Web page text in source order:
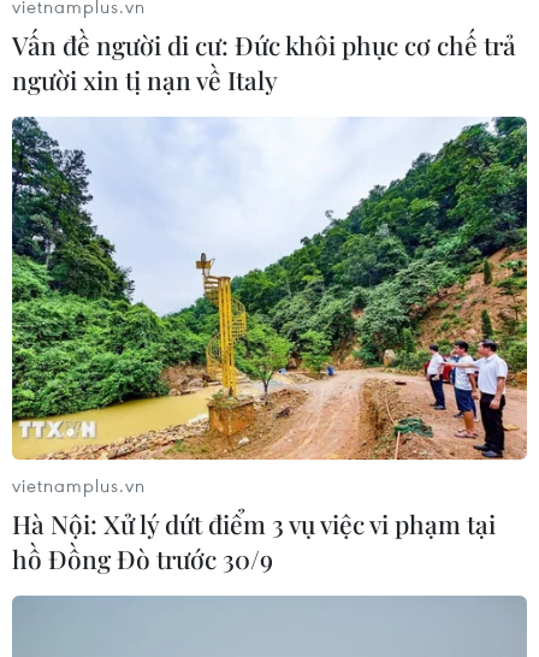
vietnamplus.vn
Vấn đề người di cư: Đức khôi phục cơ chế trả
người xin tị nạn về Italy
vietnamplus.vn
Hà Nội: Xử lý dứt điểm 3 vụ việc vi phạm tại
hồ Đồng Đò trước 30/9